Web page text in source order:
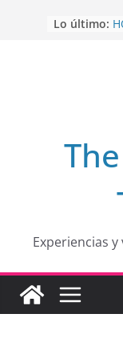
Lo último:
Experiencias